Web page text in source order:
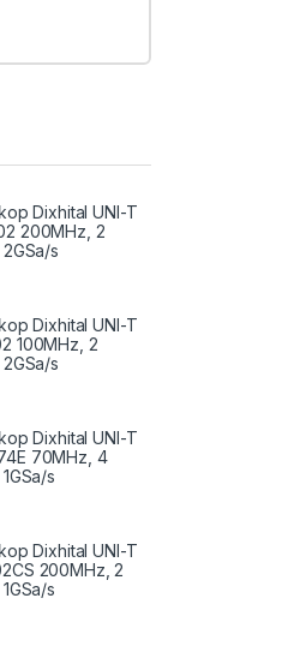
Dixhital UNI-T
200MHz, 2
s
Dixhital UNI-T
100MHz, 2
s
Dixhital UNI-T
70MHz, 4
s
Dixhital UNI-T
200MHz, 2
s